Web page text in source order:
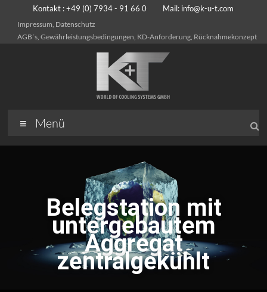
Kontakt : +49 (0) 7934 - 91 66 0 Mail: info@k-u-t.com
Impressum, Datenschutz
AGB´s, Gewährleistungsbedingungen, KD-Anforderung, Rücknahmekonzept
Menü
Belegstation mit
untergebautem
Aggregat
zentralgekühlt